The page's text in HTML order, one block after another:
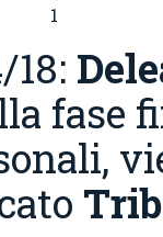
1
fase